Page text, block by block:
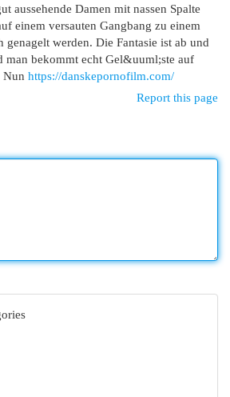
aussehende Damen mit nassen Spalte
einem versauten Gangbang zu einem
werden. Die Fantasie ist ab und
man bekommt echt Gel&uuml;ste auf
Nun https://danskepornofilm.com/
Report this page